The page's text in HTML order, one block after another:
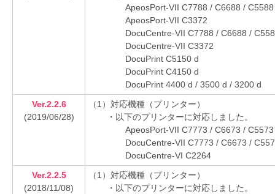
ApeosPort-VII C7788 / C6688 / C5588
ApeosPort-VII C3372
DocuCentre-VII C7788 / C6688 /
DocuCentre-VII C3372
DocuPrint C5150 d
DocuPrint C4150 d
DocuPrint 4400 d / 3500 d / 3200 d
Ver.2.2.6
(2019/06/28)
（1）対応機種（プリンター）
・以下のプリンターに対応しました。
ApeosPort-VII C7773 / C6673 /
DocuCentre-VII C7773 / C6673 /
DocuCentre-VI C2264
Ver.2.2.5
(2018/11/08)
（1）対応機種（プリンター）
・以下のプリンターに対応しました。